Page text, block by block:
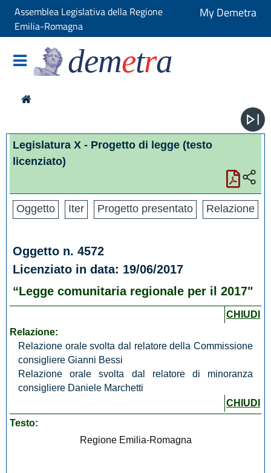
Assemblea Legislativa della Regione
Emilia-Romagna
My Demetra
demetra
Legislatura X - Progetto di legge (testo
licenziato)
Oggetto Iter Progetto presentato Relazione
Oggetto n. 4572
Licenziato in data: 19/06/2017
“Legge comunitaria regionale per il 2017"
CHIUDI
Relazione:
Relazione orale svolta dal relatore della Commissione
consigliere Gianni Bessi
Relazione orale svolta dal relatore di minoranza
consigliere Daniele Marchetti
CHIUDI
Testo:
Regione Emilia-Romagna